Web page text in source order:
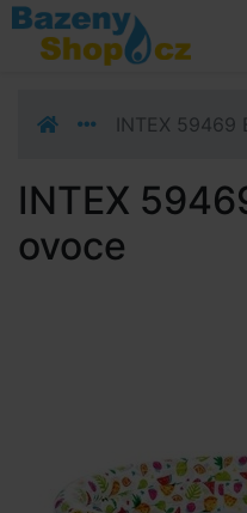
Přejít k navigaci
Přejít na obsah
Přejít k postrannímu
INTEX 59469
INTEX
ovoce